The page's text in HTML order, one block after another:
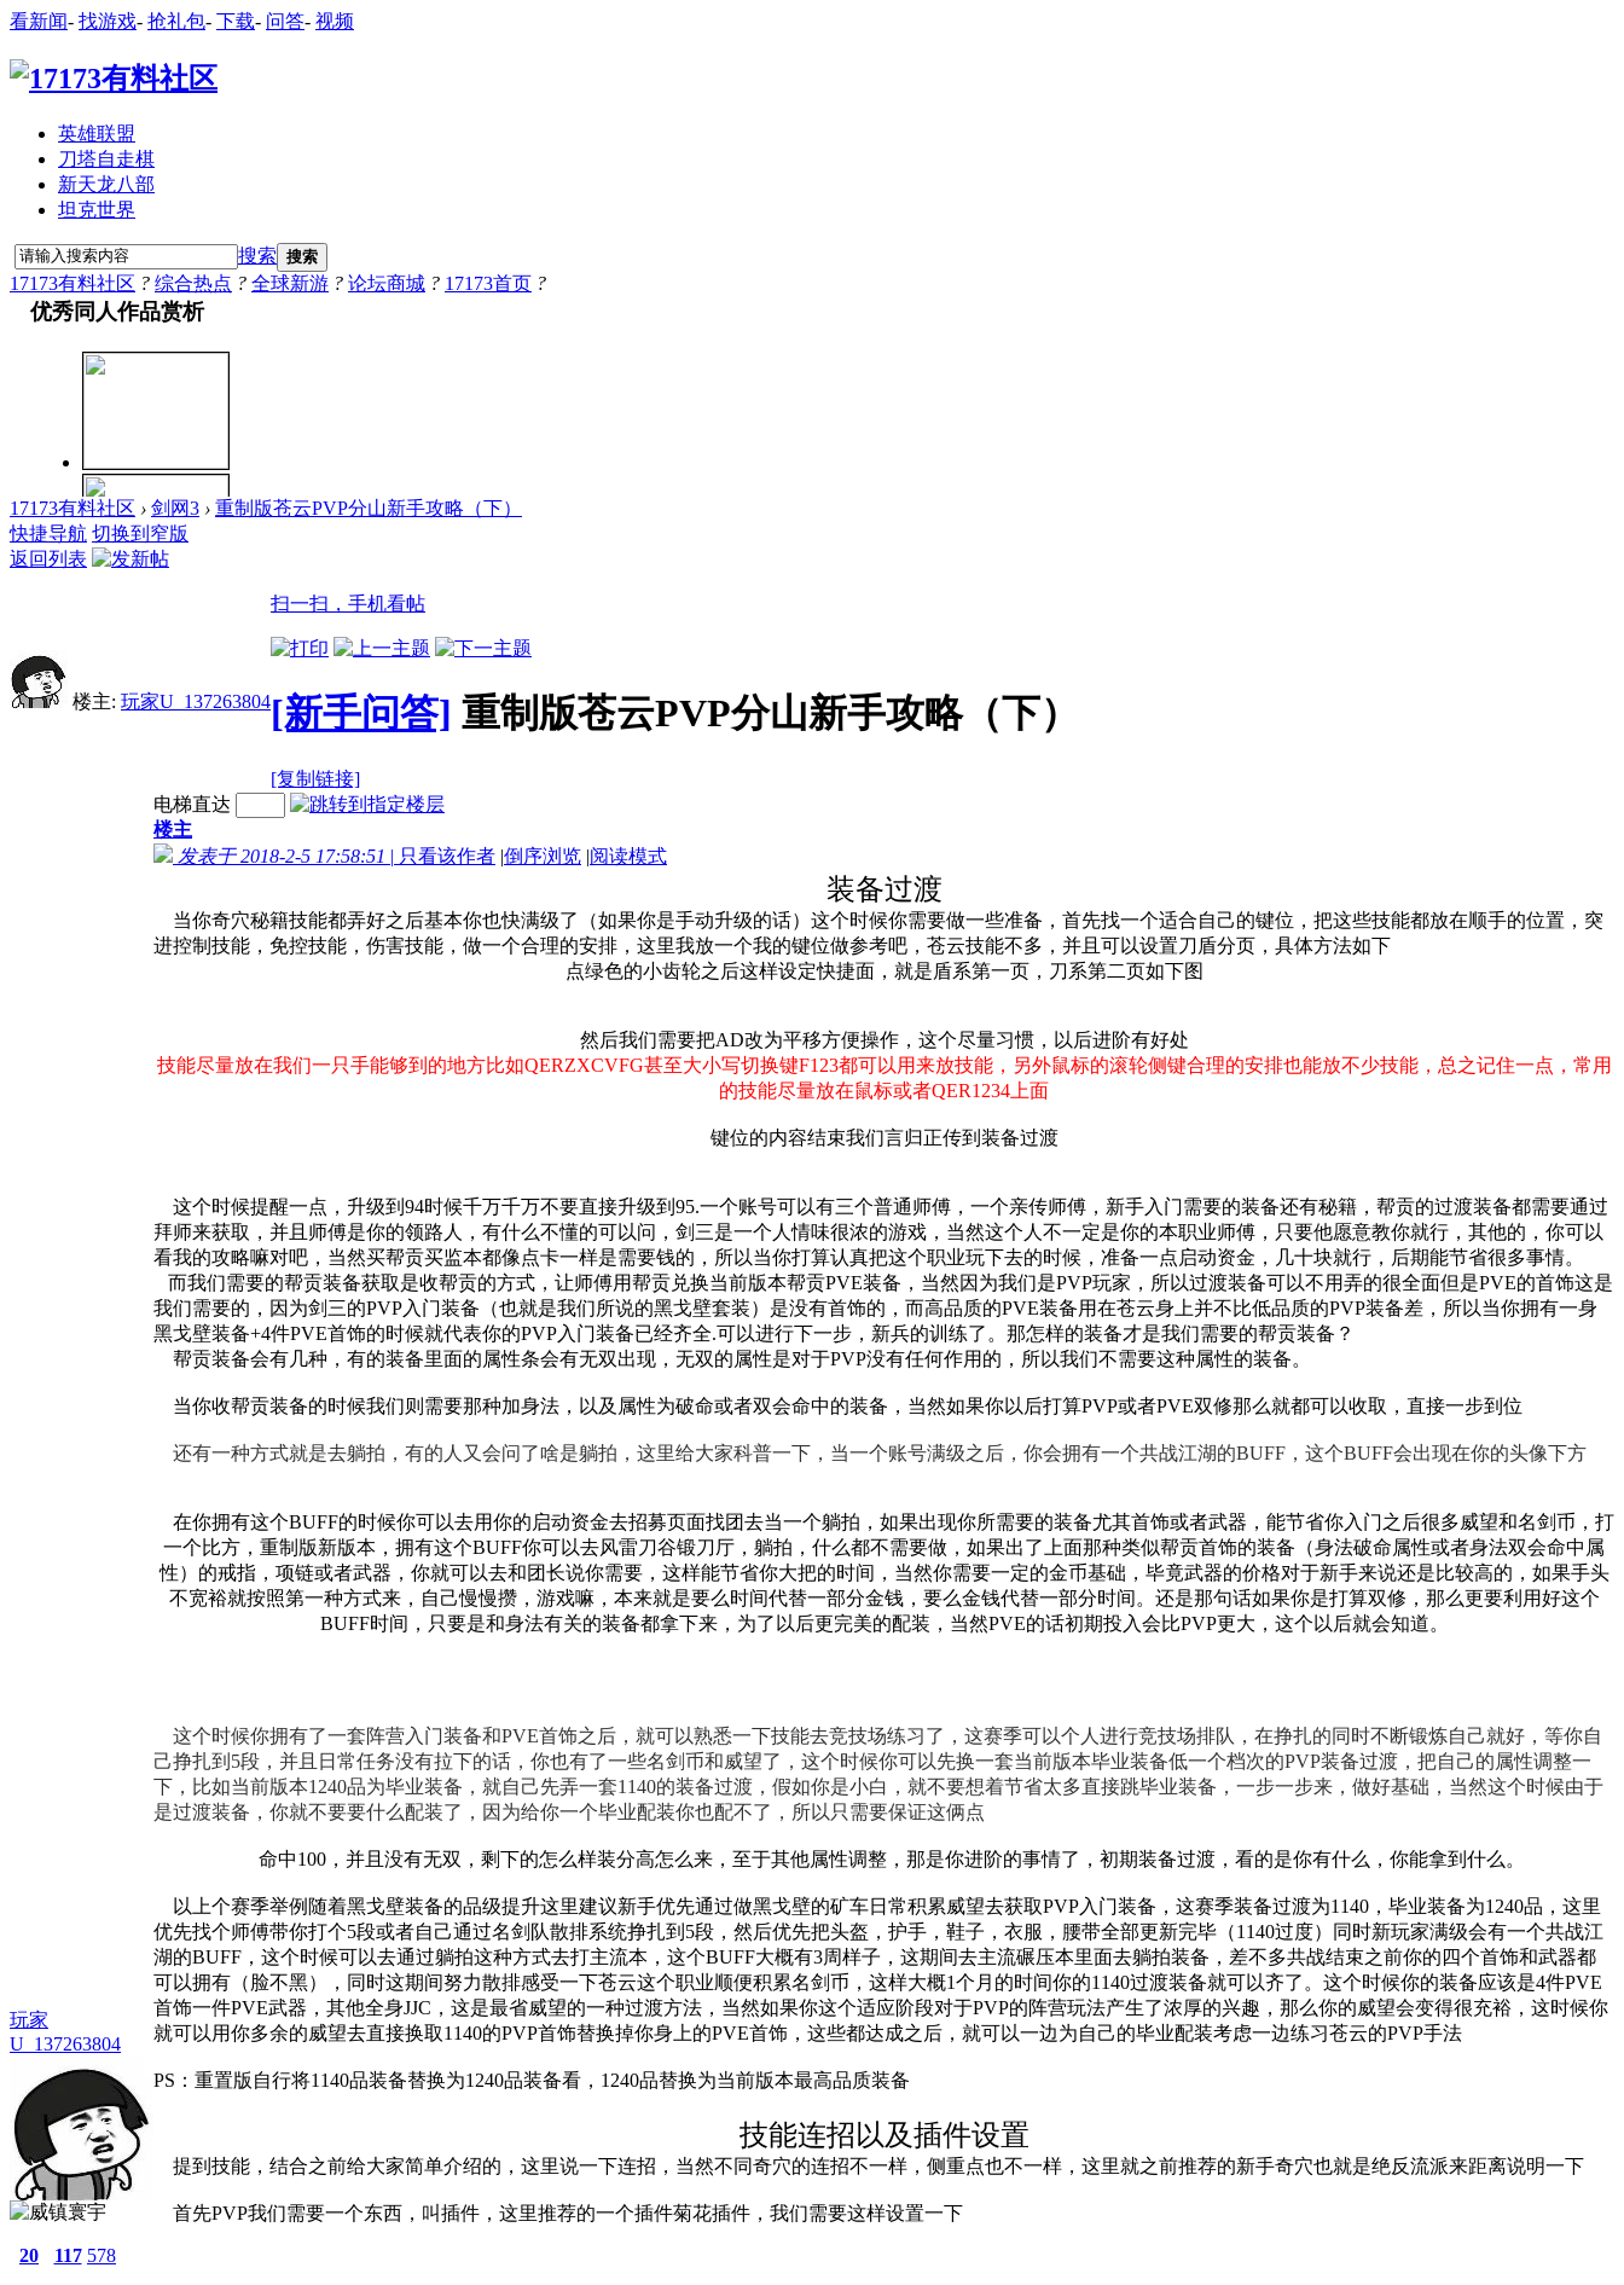
看新闻- 找游戏- 抢礼包- 下载- 问答- 视频
英雄联盟
刀塔自走棋
新天龙八部
坦克世界
搜索 搜索
17173有料社区 ? 综合热点 ? 全球新游 ? 论坛商城 ? 17173首页 ?
17173有料社区 › 剑网3 › 重制版苍云PVP分山新手攻略（下）
快捷导航 切换到窄版
返回列表
楼主: 玩家U_137263804
扫一扫，手机看帖
[新手问答] 重制版苍云PVP分山新手攻略（下）
[复制链接]
玩家
U_137263804
20 117 578
电梯直达
楼主
发表于 2018-2-5 17:58:51 | 只看该作者 |倒序浏览 |阅读模式
装备过渡
当你奇穴秘籍技能都弄好之后基本你也快满级了（如果你是手动升级的话）这个时候你需要做一些准备，首先找一个适合自己的键位，把这些技能都放在顺手的位置，突
进控制技能，免控技能，伤害技能，做一个合理的安排，这里我放一个我的键位做参考吧，苍云技能不多，并且可以设置刀盾分页，具体方法如下
点绿色的小齿轮之后这样设定快捷面，就是盾系第一页，刀系第二页如下图
然后我们需要把AD改为平移方便操作，这个尽量习惯，以后进阶有好处
技能尽量放在我们一只手能够到的地方比如QERZXCVFG甚至大小写切换键F123都可以用来放技能，另外鼠标的滚轮侧键合理的安排也能放不少技能，总之记住一点，常用
的技能尽量放在鼠标或者QER1234上面
键位的内容结束我们言归正传到装备过渡
这个时候提醒一点，升级到94时候千万千万不要直接升级到95.一个账号可以有三个普通师傅，一个亲传师傅，新手入门需要的装备还有秘籍，帮贡的过渡装备都需要通过
拜师来获取，并且师傅是你的领路人，有什么不懂的可以问，剑三是一个人情味很浓的游戏，当然这个人不一定是你的本职业师傅，只要他愿意教你就行，其他的，你可以
看我的攻略嘛对吧，当然买帮贡买监本都像点卡一样是需要钱的，所以当你打算认真把这个职业玩下去的时候，准备一点启动资金，几十块就行，后期能节省很多事情。
而我们需要的帮贡装备获取是收帮贡的方式，让师傅用帮贡兑换当前版本帮贡PVE装备，当然因为我们是PVP玩家，所以过渡装备可以不用弄的很全面但是PVE的首饰这是
我们需要的，因为剑三的PVP入门装备（也就是我们所说的黑戈壁套装）是没有首饰的，而高品质的PVE装备用在苍云身上并不比低品质的PVP装备差，所以当你拥有一身
黑戈壁装备+4件PVE首饰的时候就代表你的PVP入门装备已经齐全.可以进行下一步，新兵的训练了。那怎样的装备才是我们需要的帮贡装备？
帮贡装备会有几种，有的装备里面的属性条会有无双出现，无双的属性是对于PVP没有任何作用的，所以我们不需要这种属性的装备。
当你收帮贡装备的时候我们则需要那种加身法，以及属性为破命或者双会命中的装备，当然如果你以后打算PVP或者PVE双修那么就都可以收取，直接一步到位
还有一种方式就是去躺拍，有的人又会问了啥是躺拍，这里给大家科普一下，当一个账号满级之后，你会拥有一个共战江湖的BUFF，这个BUFF会出现在你的头像下方
在你拥有这个BUFF的时候你可以去用你的启动资金去招募页面找团去当一个躺拍，如果出现你所需要的装备尤其首饰或者武器，能节省你入门之后很多威望和名剑币，打
一个比方，重制版新版本，拥有这个BUFF你可以去风雷刀谷锻刀厅，躺拍，什么都不需要做，如果出了上面那种类似帮贡首饰的装备（身法破命属性或者身法双会命中属
性）的戒指，项链或者武器，你就可以去和团长说你需要，这样能节省你大把的时间，当然你需要一定的金币基础，毕竟武器的价格对于新手来说还是比较高的，如果手头
不宽裕就按照第一种方式来，自己慢慢攒，游戏嘛，本来就是要么时间代替一部分金钱，要么金钱代替一部分时间。还是那句话如果你是打算双修，那么更要利用好这个
BUFF时间，只要是和身法有关的装备都拿下来，为了以后更完美的配装，当然PVE的话初期投入会比PVP更大，这个以后就会知道。
这个时候你拥有了一套阵营入门装备和PVE首饰之后，就可以熟悉一下技能去竞技场练习了，这赛季可以个人进行竞技场排队，在挣扎的同时不断锻炼自己就好，等你自
己挣扎到5段，并且日常任务没有拉下的话，你也有了一些名剑币和威望了，这个时候你可以先换一套当前版本毕业装备低一个档次的PVP装备过渡，把自己的属性调整一
下，比如当前版本1240品为毕业装备，就自己先弄一套1140的装备过渡，假如你是小白，就不要想着节省太多直接跳毕业装备，一步一步来，做好基础，当然这个时候由于
是过渡装备，你就不要要什么配装了，因为给你一个毕业配装你也配不了，所以只需要保证这俩点
命中100，并且没有无双，剩下的怎么样装分高怎么来，至于其他属性调整，那是你进阶的事情了，初期装备过渡，看的是你有什么，你能拿到什么。
以上个赛季举例随着黑戈壁装备的品级提升这里建议新手优先通过做黑戈壁的矿车日常积累威望去获取PVP入门装备，这赛季装备过渡为1140，毕业装备为1240品，这里
优先找个师傅带你打个5段或者自己通过名剑队散排系统挣扎到5段，然后优先把头盔，护手，鞋子，衣服，腰带全部更新完毕（1140过度）同时新玩家满级会有一个共战江
湖的BUFF，这个时候可以去通过躺拍这种方式去打主流本，这个BUFF大概有3周样子，这期间去主流碾压本里面去躺拍装备，差不多共战结束之前你的四个首饰和武器都
可以拥有（脸不黑），同时这期间努力散排感受一下苍云这个职业顺便积累名剑币，这样大概1个月的时间你的1140过渡装备就可以齐了。这个时候你的装备应该是4件PVE
首饰一件PVE武器，其他全身JJC，这是最省威望的一种过渡方法，当然如果你这个适应阶段对于PVP的阵营玩法产生了浓厚的兴趣，那么你的威望会变得很充裕，这时候你
就可以用你多余的威望去直接换取1140的PVP首饰替换掉你身上的PVE首饰，这些都达成之后，就可以一边为自己的毕业配装考虑一边练习苍云的PVP手法
PS：重置版自行将1140品装备替换为1240品装备看，1240品替换为当前版本最高品质装备
技能连招以及插件设置
提到技能，结合之前给大家简单介绍的，这里说一下连招，当然不同奇穴的连招不一样，侧重点也不一样，这里就之前推荐的新手奇穴也就是绝反流派来距离说明一下
首先PVP我们需要一个东西，叫插件，这里推荐的一个插件菊花插件，我们需要这样设置一下